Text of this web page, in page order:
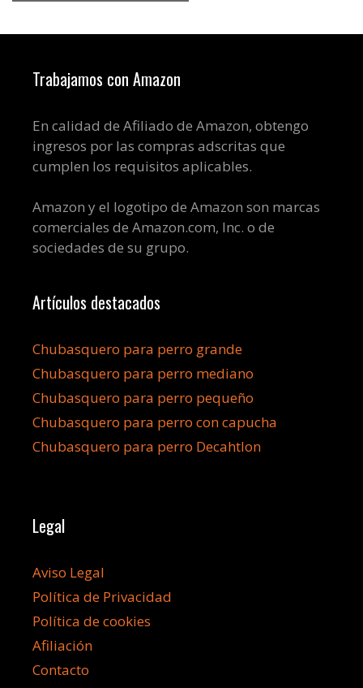
Trabajamos con Amazon
En calidad de Afiliado de Amazon, obtengo
ingresos por las compras adscritas que
cumplen los requisitos aplicables.
Amazon y el logotipo de Amazon son marcas
comerciales de Amazon.com, Inc. o de
sociedades de su grupo.
Artículos destacados
Chubasquero para perro grande
Chubasquero para perro mediano
Chubasquero para perro pequeño
Chubasquero para perro con capucha
Chubasquero para perro Decahtlon
Legal
Aviso Legal
Política de Privacidad
Política de cookies
Afiliación
Contacto